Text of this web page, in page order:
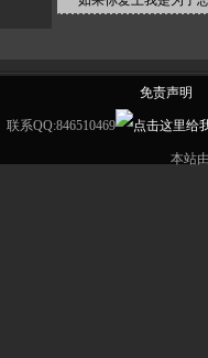
免责声明
联系QQ:846510469
本站